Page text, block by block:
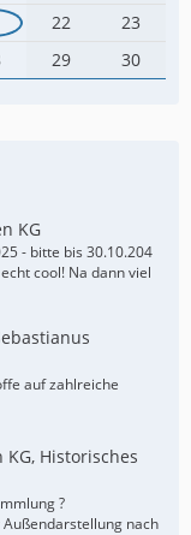
22
23
29 30
KG
- bitte bis 30.10.204
cool! Na dann viel
auf zahlreiche
Historisches
?
nach